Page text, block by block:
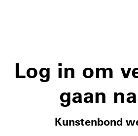
Log in om
gaan
Kunstenbond